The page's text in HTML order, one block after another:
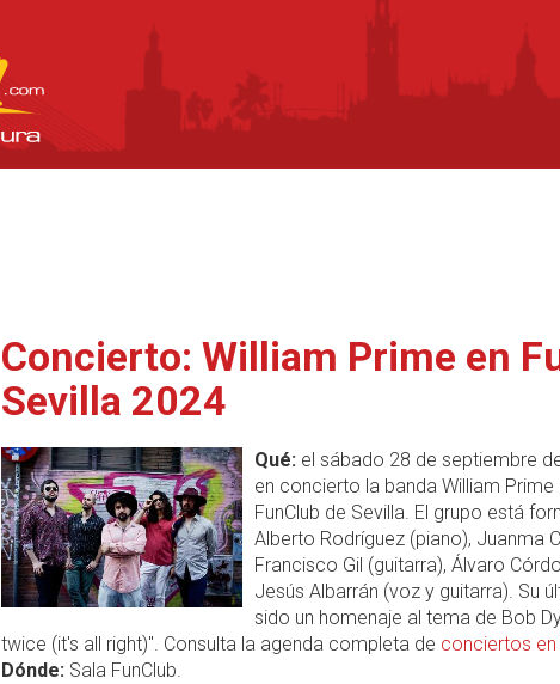
Concierto: William Prime en
Sevilla 2024
Qué:el sábado 28 de septiembre
en concierto la banda William Prime
FunClub de Sevilla. El grupo está
Alberto Rodríguez (piano), Juanma
Francisco Gil (guitarra), Álvaro
Jesús Albarrán (voz y guitarra). Su
sido un homenaje al tema de Bob
twice (it's all right)". Consulta la agenda completa de conciertos en
Dónde: Sala FunClub.